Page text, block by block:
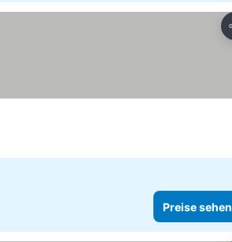
Preise sehen